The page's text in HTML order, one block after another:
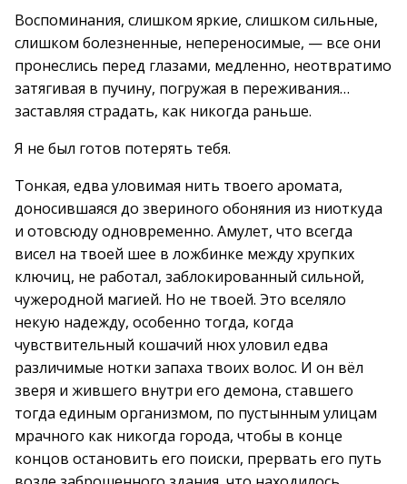
Воспоминания, слишком яркие, слишком сильные,
слишком болезненные, непереносимые, — все они
пронеслись перед глазами, медленно, неотвратимо
затягивая в пучину, погружая в переживания…
заставляя страдать, как никогда раньше.
Я не был готов потерять тебя.
Тонкая, едва уловимая нить твоего аромата,
доносившаяся до звериного обоняния из ниоткуда
и отовсюду одновременно. Амулет, что всегда
висел на твоей шее в ложбинке между хрупких
ключиц, не работал, заблокированный сильной,
чужеродной магией. Но не твоей. Это вселяло
некую надежду, особенно тогда, когда
чувствительный кошачий нюх уловил едва
различимые нотки запаха твоих волос. И он вёл
зверя и жившего внутри его демона, ставшего
тогда единым организмом, по пустынным улицам
мрачного как никогда города, чтобы в конце
концов остановить его поиски, прервать его путь